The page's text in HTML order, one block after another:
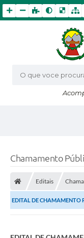
O que voce
Chamamento
Editais
EDITAL DE CHAMAMENTO